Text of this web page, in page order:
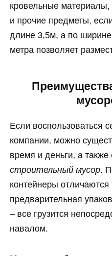
кровельные
и прочие предметы,
длине 3,5м, а по
метра позволяет
Если воспользоваться
компании, можно
время и деньги, а
строительный мусор.
контейнеры
предварительная
– все грузится
навалом.